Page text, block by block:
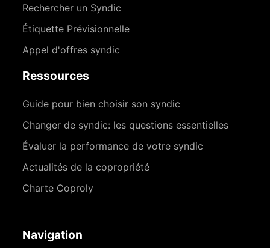
Rechercher un Syndic
Étiquette Prévisionnelle
Appel d'offres syndic
Ressources
Guide pour bien choisir son syndic
Changer de syndic: les questions essentielles
Évaluer la performance de votre syndic
Actualités de la copropriété
Charte Coproly
Navigation